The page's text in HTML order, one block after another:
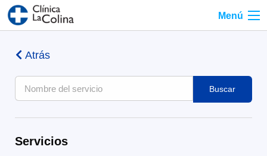
Menú
Atrás
Buscar
Servicios